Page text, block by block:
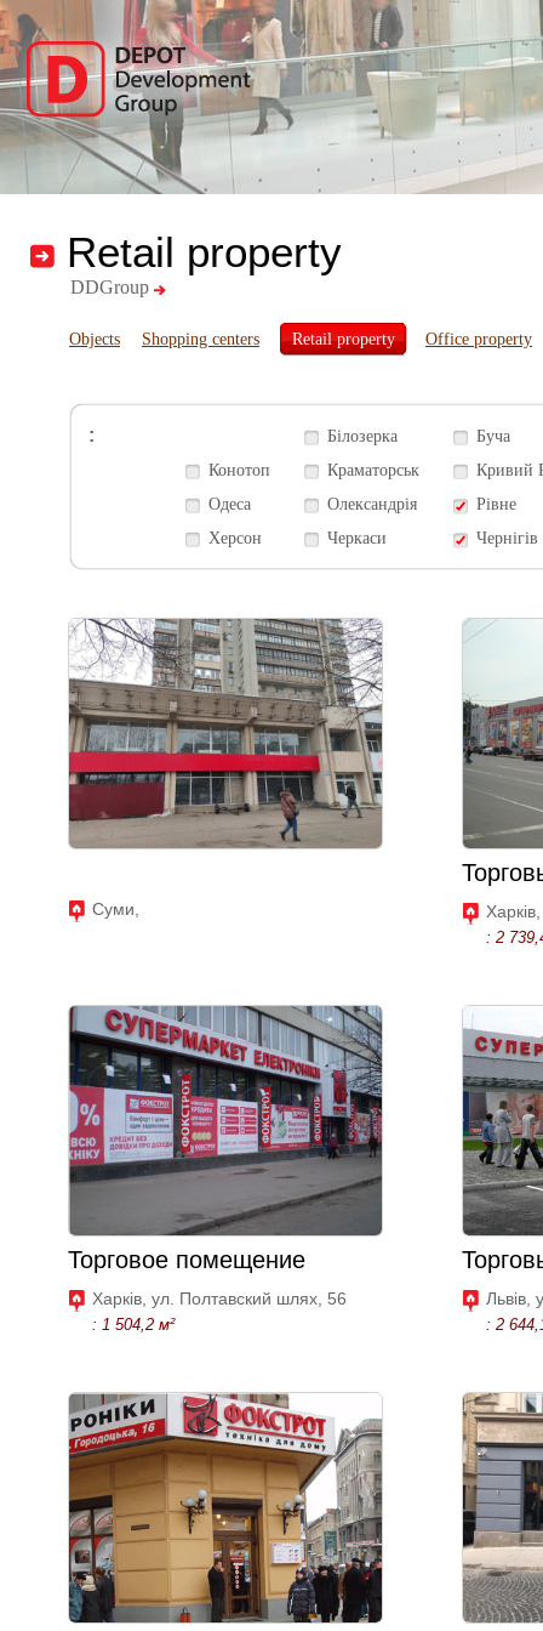
Retail property
DDGroup
Objects Shopping centers Retail property Office property
: Білозерка
Буча
Конотоп
Краматорськ
Кривий
Одеса
Олександрія
Рівне
Херсон
Черкаси Чернігів
Суми,
: 2
Торговое помещение
Харків, ул. Полтавский шлях, 56
: 1 504,2 м²
Львів,
: 2